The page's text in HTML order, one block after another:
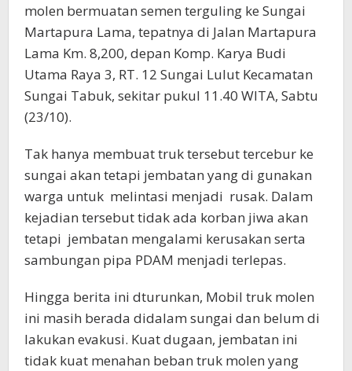
molen bermuatan semen terguling ke Sungai
Martapura Lama, tepatnya di Jalan Martapura
Lama Km. 8,200, depan Komp. Karya Budi
Utama Raya 3, RT. 12 Sungai Lulut Kecamatan
Sungai Tabuk, sekitar pukul 11.40 WITA, Sabtu
(23/10).
Tak hanya membuat truk tersebut tercebur ke
sungai akan tetapi jembatan yang di gunakan
warga untuk melintasi menjadi rusak. Dalam
kejadian tersebut tidak ada korban jiwa akan
tetapi jembatan mengalami kerusakan serta
sambungan pipa PDAM menjadi terlepas.
Hingga berita ini dturunkan, Mobil truk molen
ini masih berada didalam sungai dan belum di
lakukan evakusi. Kuat dugaan, jembatan ini
tidak kuat menahan beban truk molen yang